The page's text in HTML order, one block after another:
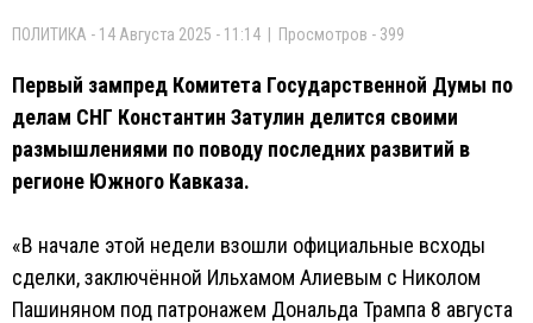
ПОЛИТИКА - 14 Августа 2025 - 11:14 | Просмотров - 399
Первый зампред Комитета Государственной Думы по
делам СНГ Константин Затулин делится своими
размышлениями по поводу последних развитий в
регионе Южного Кавказа.
«В начале этой недели взошли официальные всходы
сделки, заключённой Ильхамом Алиевым с Николом
Пашиняном под патронажем Дональда Трампа 8 августа